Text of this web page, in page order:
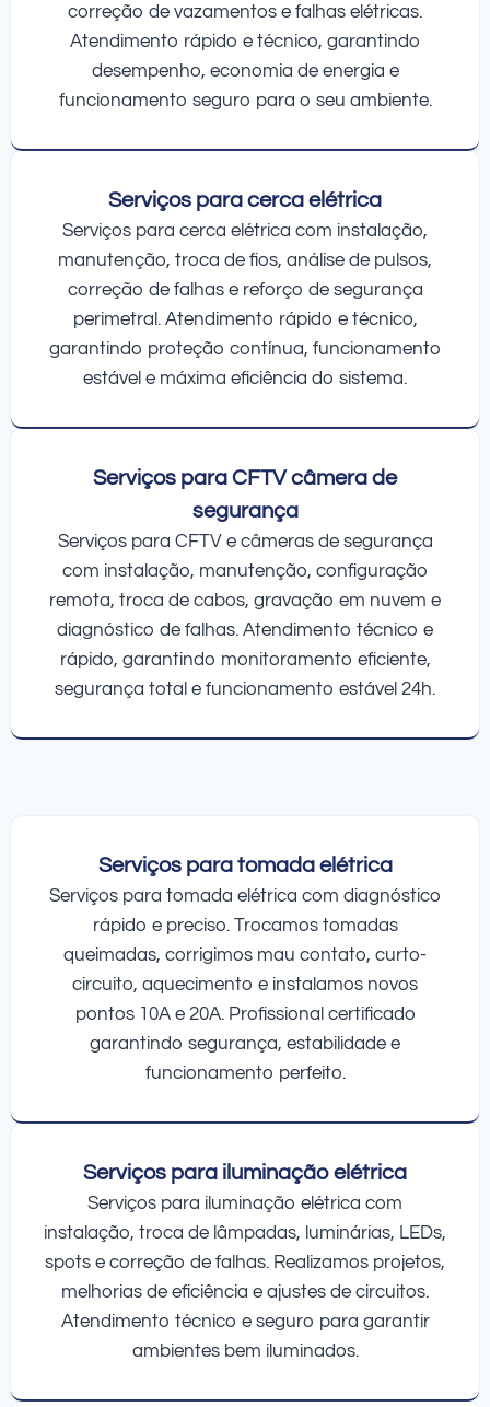
correção de vazamentos e falhas elétricas.
Atendimento rápido e técnico, garantindo
desempenho, economia de energia e
funcionamento seguro para o seu ambiente.
Serviços para cerca elétrica
Serviços para cerca elétrica com instalação,
manutenção, troca de fios, análise de pulsos,
correção de falhas e reforço de segurança
perimetral. Atendimento rápido e técnico,
garantindo proteção contínua, funcionamento
estável e máxima eficiência do sistema.
Serviços para CFTV câmera de
segurança
Serviços para CFTV e câmeras de segurança
com instalação, manutenção, configuração
remota, troca de cabos, gravação em nuvem e
diagnóstico de falhas. Atendimento técnico e
rápido, garantindo monitoramento eficiente,
segurança total e funcionamento estável 24h.
Serviços para tomada elétrica
Serviços para tomada elétrica com diagnóstico
rápido e preciso. Trocamos tomadas
queimadas, corrigimos mau contato, curto-
circuito, aquecimento e instalamos novos
pontos 10A e 20A. Profissional certificado
garantindo segurança, estabilidade e
funcionamento perfeito.
Serviços para iluminação elétrica
Serviços para iluminação elétrica com
instalação, troca de lâmpadas, luminárias, LEDs,
spots e correção de falhas. Realizamos projetos,
melhorias de eficiência e ajustes de circuitos.
Atendimento técnico e seguro para garantir
ambientes bem iluminados.